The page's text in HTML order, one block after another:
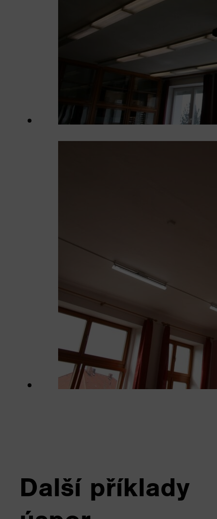
Další příklady